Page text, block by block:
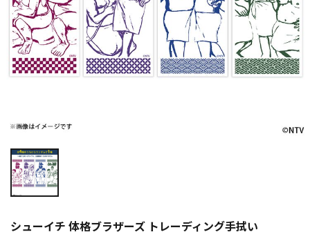
シューイチ 体格ブラザーズ トレーディング手拭い